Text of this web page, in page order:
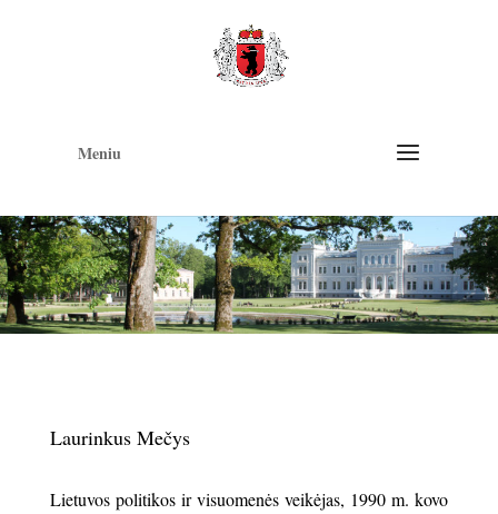
Meniu
Laurinkus Mečys
Lietuvos politikos ir visuomenės veikėjas, 1990 m. kovo